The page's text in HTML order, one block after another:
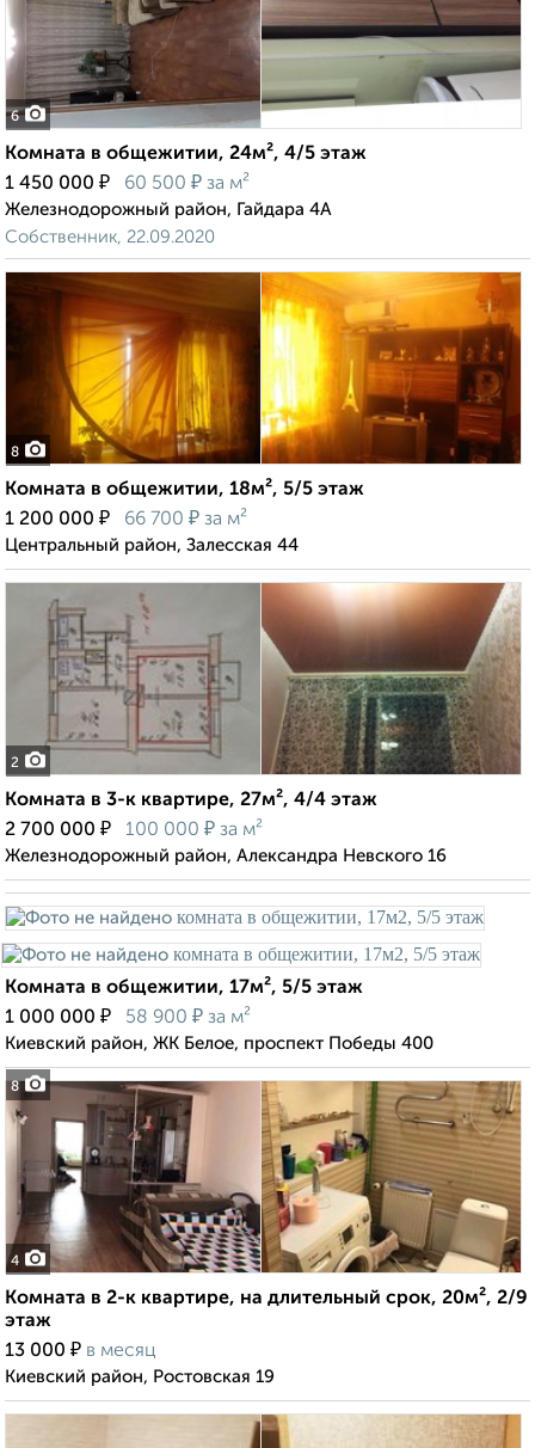
6
Комната в общежитии, 24м², 4/5 этаж
1 450 000 ₽ 60 500 ₽ за м²
Железнодорожный район, Гайдара 4А
Собственник, 22.09.2020
8
Комната в общежитии, 18м², 5/5 этаж
1 200 000 ₽ 66 700 ₽ за м²
Центральный район, Залесская 44
2
Комната в 3-к квартире, 27м², 4/4 этаж
2 700 000 ₽ 100 000 ₽ за м²
Железнодорожный район, Александра Невского 16
8
Комната в общежитии, 17м², 5/5 этаж
1 000 000 ₽ 58 900 ₽ за м²
Киевский район, ЖК Белое, проспект Победы 400
4
Комната в 2-к квартире, на длительный срок, 20м², 2/9
этаж
13 000 ₽ в месяц
Киевский район, Ростовская 19